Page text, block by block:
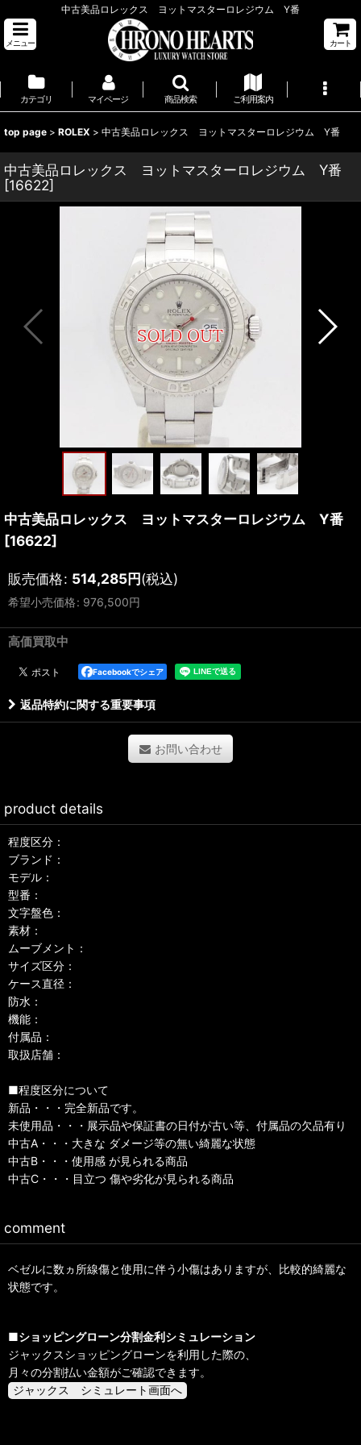
中古美品ロレックス ヨットマスターロレジウム Y番
メニュー カート
カテゴリ マイページ 商品検索 ご利用案内
top page > ROLEX > 中古美品ロレックス ヨットマスターロレジウム Y番
中古美品ロレックス ヨットマスターロレジウム Y番
[16622]
中古美品ロレックス ヨットマスターロレジウム Y番
[16622]
販売価格: 514,285円(税込)
希望小売価格: 976,500円
高価買取中
Facebookでシェア
返品特約に関する重要事項
お問い合わせ
product details
程度区分：
ブランド：
モデル：
型番：
文字盤色：
素材：
ムーブメント：
サイズ区分：
ケース直径：
防水：
機能：
付属品：
取扱店舗：
■程度区分について
新品・・・完全新品です。
未使用品・・・展示品や保証書の日付が古い等、付属品の欠品有り
中古A・・・大きな ダメージ等の無い綺麗な状態
中古B・・・使用感 が見られる商品
中古C・・・目立つ 傷や劣化が見られる商品
comment
ベゼルに数ヵ所線傷と使用に伴う小傷はありますが、比較的綺麗な
状態です。
■ショッピングローン分割金利シミュレーション
ジャックスショッピングローンを利用した際の、
月々の分割払い金額がご確認できます。